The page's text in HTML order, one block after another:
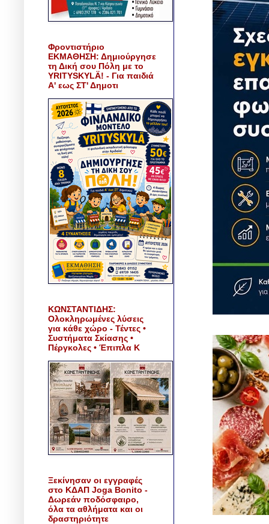
Φροντιστήριο
ΕΚΜΑΘΗΣΗ: Δημιούργησε
τη Δική σου Πόλη με το
YRITYSKYLÄ! - Για παιδιά
Α' εως ΣΤ' Δημοτι
ΚΩΝΣΤΑΝΤΙΔΗΣ:
Ολοκληρωμένες λύσεις
για κάθε χώρο - Τέντες •
Συστήματα Σκίασης •
Πέργκολες • Έπιπλα Κ
Ξεκίνησαν οι εγγραφές
στο ΚΔΑΠ Joga Bonito -
Δωρεάν ποδόσφαιρο,
όλα τα αθλήματα και οι
δραστηριότητε